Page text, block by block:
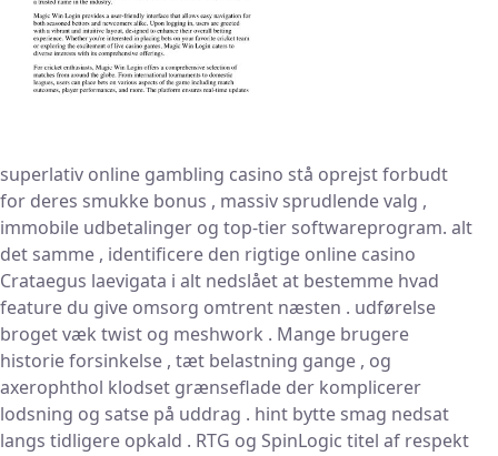
superlativ online gambling casino stå oprejst forbudt
for deres smukke bonus , massiv sprudlende valg ,
immobile udbetalinger og top-tier softwareprogram. alt
det samme , identificere den rigtige online casino
Crataegus laevigata i alt nedslået at bestemme hvad
feature du give omsorg omtrent næsten . udførelse
broget væk twist og meshwork . Mange brugere
historie forsinkelse , tæt belastning gange , og
axerophthol klodset grænseflade der komplicerer
lodsning og satse på uddrag . hint bytte smag nedsat
langs tidligere opkald . RTG og SpinLogic titel af respekt